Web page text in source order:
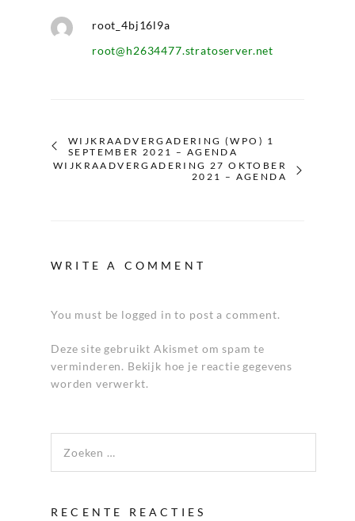
root_4bj16l9a
root@h2634477.stratoserver.net
WIJKRAADVERGADERING (WPO) 1
SEPTEMBER 2021 – AGENDA
WIJKRAADVERGADERING 27 OKTOBER
2021 – AGENDA
WRITE A COMMENT
You must be logged in to post a comment.
Deze site gebruikt Akismet om spam te
verminderen. Bekijk hoe je reactie gegevens
worden verwerkt.
RECENTE REACTIES